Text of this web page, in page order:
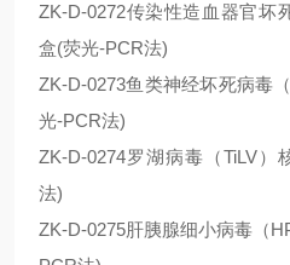
ZK-D-0272传染性造血器官坏
盒(荧光-PCR法)
ZK-D-0273鱼类神经坏死病毒
光-PCR法)
ZK-D-0274罗湖病毒（TiLV）
法)
ZK-D-0275肝胰腺细小病毒（